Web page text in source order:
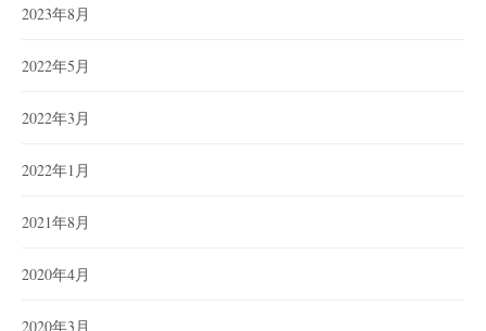
2023年8月
2022年5月
2022年3月
2022年1月
2021年8月
2020年4月
2020年3月